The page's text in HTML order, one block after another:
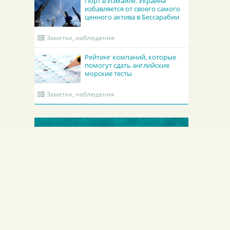
избавляется от своего самого
ценного актива в Бессарабии
Заметки, наблюдения
Рейтинг компаний, которые
помогут сдать английские
морские тесты
Заметки, наблюдения